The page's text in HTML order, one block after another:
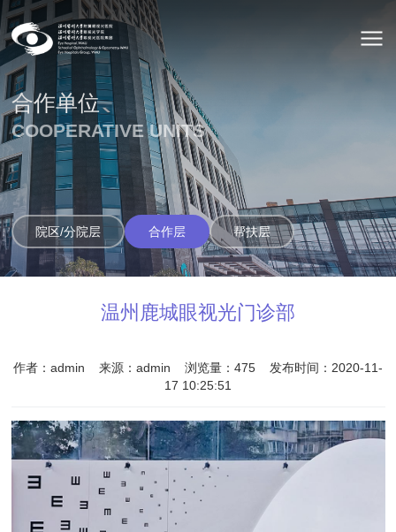
合作单位
COOPERATIVE UNITS
院区/分院层 合作层 帮扶层
温州鹿城眼视光门诊部
作者：admin 来源：admin 浏览量： 475 发布时间：2020-11-
17 10:25:51